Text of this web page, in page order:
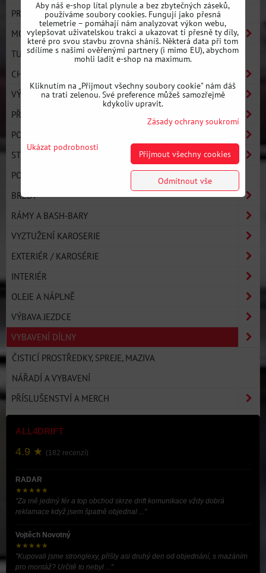
PRO LINE - ULTIMATE PERFORMANCE
MOTOR
TURBO KOMPONENTY
CHLAZENÍ
VÝFUKOVÝ SYSTÉM
PŘEVODOVKA A SPOJKA
PODVOZEK
STRONGFLEX
POLYURETANOVÉ SILENTBLOKY - OSTATNÍ
BRZDY
RÁMY A BASH-BARY
VYZTUŽENÍ KAROSERIE
EXTERIÉR / KAROSÉRIE
INTERIÉR
OLEJE A NÁPLNĚ
VÝBAVA JEZDCE
VYBAVENÍ DÍLNY
ČISTICÍ PROSTŘEDKY, SPREJE, MAZIVA
NÁŘADÍ A VYBAVENÍ
PŘÍSLUŠENSTVÍ A MERCH
ALL4DRIFT
4.9 ★ (182 recenzí)
RADAR
★★★★★
"Za mě jediný fér a top obchod skrze drift komunikace vždy dobrá
reklamace když jsem špatně objednal ..."
Vojtěch Novotný
★★★★★
"Kupovali jsme stronglexy, přišly asi druhý den od objednání, s mazáním
pro montáž? Určitě to nebyl ..."
Aby náš e-shop lítal plynule a bez zbytečných záseků,
používáme soubory cookies. Fungují jako přesná
telemetrie – pomáhají nám analyzovat výkon webu,
vylepšovat uživatelskou trakci a ukazovat ti přesně ty díly,
které pro svou stavbu zrovna sháníš. Některá data při tom
sdílíme s našimi ověřenými partnery (i mimo EU), abychom
mohli ladit e-shop na maximum.
Kliknutím na „Přijmout všechny soubory cookie" nám dáš
na trati zelenou. Své preference můžeš samozřejmě
kdykoliv upravit.
Zásady ochrany soukromí
Ukázat podrobnosti
Přijmout všechny cookies
Odmítnout vše